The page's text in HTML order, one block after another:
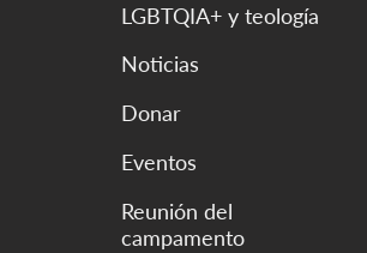
Eventos
Reunión del
campamento
LGBTQIA+ y teología
Noticias
Donar